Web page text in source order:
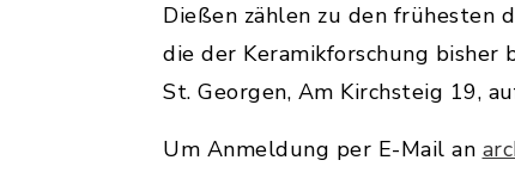
Dießen zählen zu den frühesten
die der Keramikforschung bisher
St. Georgen, Am Kirchsteig 19,
Um Anmeldung per E-Mail an